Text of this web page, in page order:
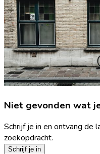
Niet gevonden wat
Schrijf je in en ontvang de
zoekopdracht.
Schrijf je in